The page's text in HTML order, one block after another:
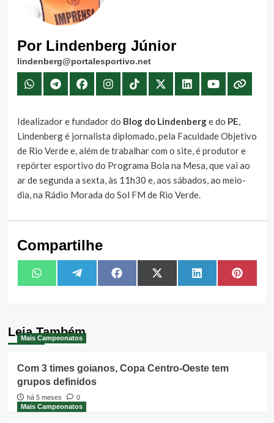
Por Lindenberg Júnior
lindenberg@portalesportivo.net
Idealizador e fundador do Blog do Lindenberge do PE,
Lindenberg é jornalista diplomado, pela Faculdade Objetivo
de Rio Verde e, além de trabalhar com o site, é produtor e
repórter esportivo do Programa Bola na Mesa, que vai ao
ar de segunda a sexta, às 11h30 e, aos sábados, ao meio-
dia, na Rádio Morada do Sol FM de Rio Verde.
Compartilhe
Share
on
WhatsAppShare
on
TelegramShare
on
FacebookShare
on
X
(Twitter)
Share
on
LinkedIn Share
on
Leia Também
Mais Campeonatos
Com 3 times goianos, Copa Centro-Oeste tem
grupos definidos
há 5 meses
0
Mais Campeonatos